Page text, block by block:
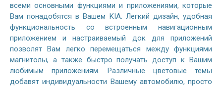
всеми основными функциями и приложениями, которые
Вам понадобятся в Вашем KIA. Легкий дизайн, удобная
функциональность со встроенным навигационным
приложением и настраиваемый док для приложений
позволят Вам легко перемещаться между функциями
магнитолы, а также быстро получать доступ к Вашим
любимым приложениям. Различные цветовые темы
добавят индивидуальности Вашему автомобилю, просто